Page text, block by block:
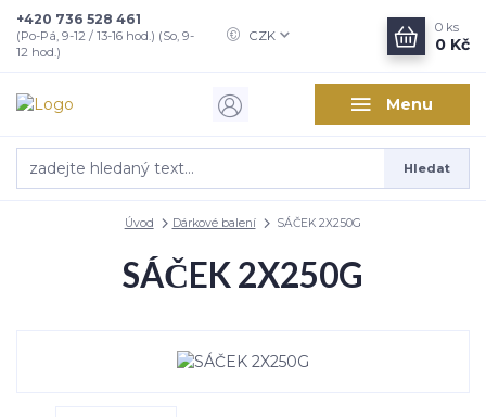
Menu
CZK
Hledat
+420 736 528 461
(Po-Pá, 9-12 / 13-16 hod.) (So, 9-
12 hod.)
0 ks
0 Kč
Úvod Dárkové balení SÁČEK 2X250G
SÁČEK 2X250G